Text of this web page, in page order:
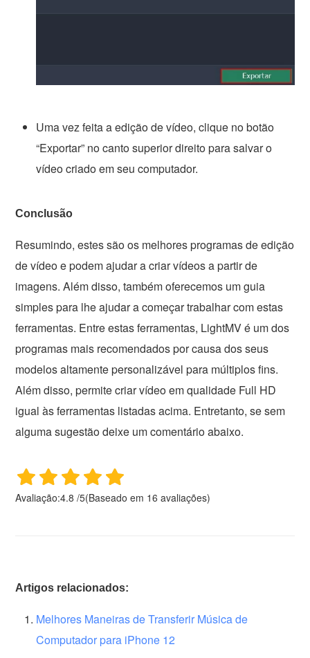
Uma vez feita a edição de vídeo, clique no botão
“Exportar” no canto superior direito para salvar o
vídeo criado em seu computador.
Conclusão
Resumindo, estes são os melhores programas de edição
de vídeo e podem ajudar a criar vídeos a partir de
imagens. Além disso, também oferecemos um guia
simples para lhe ajudar a começar trabalhar com estas
ferramentas. Entre estas ferramentas, LightMV é um dos
programas mais recomendados por causa dos seus
modelos altamente personalizável para múltiplos fins.
Além disso, permite criar vídeo em qualidade Full HD
igual às ferramentas listadas acima. Entretanto, se sem
alguma sugestão deixe um comentário abaixo.
Avaliação:4.8 /5(Baseado em 16 avaliações)
Artigos relacionados:
Melhores Maneiras de Transferir Música de
Computador para iPhone 12